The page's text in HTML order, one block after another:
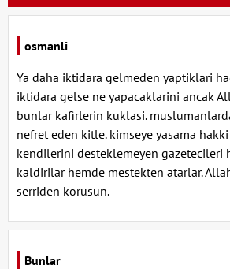
osmanli
Ya daha iktidara gelmeden yaptiklari
iktidara gelse ne yapacaklarini ancak
bunlar kafirlerin kuklasi.
nefret eden kitle. kimseye yasama
kendilerini desteklemeyen gazetecileri
kaldirilar hemde mestekten atarlar.
serriden korusun.
Bunlar